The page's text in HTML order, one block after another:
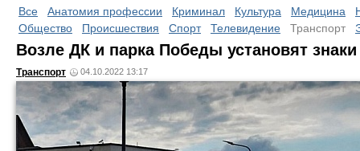
Все Анатомия профессии Криминал Культура Медицина
Общество
Происшествия Спорт Телевидение Транспорт
Возле ДК и парка Победы установят
Транспорт 04.10.2022 13:17